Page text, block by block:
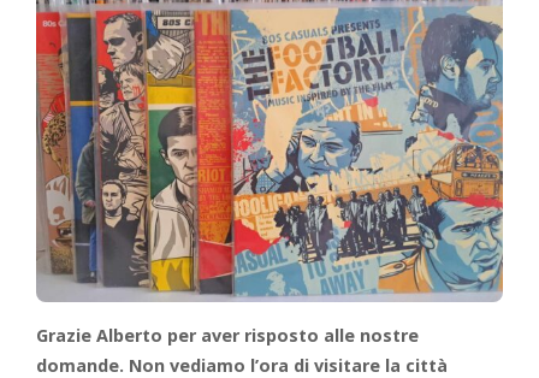
Grazie Alberto per aver risposto alle nostre
domande. Non vediamo l’ora di visitare la città